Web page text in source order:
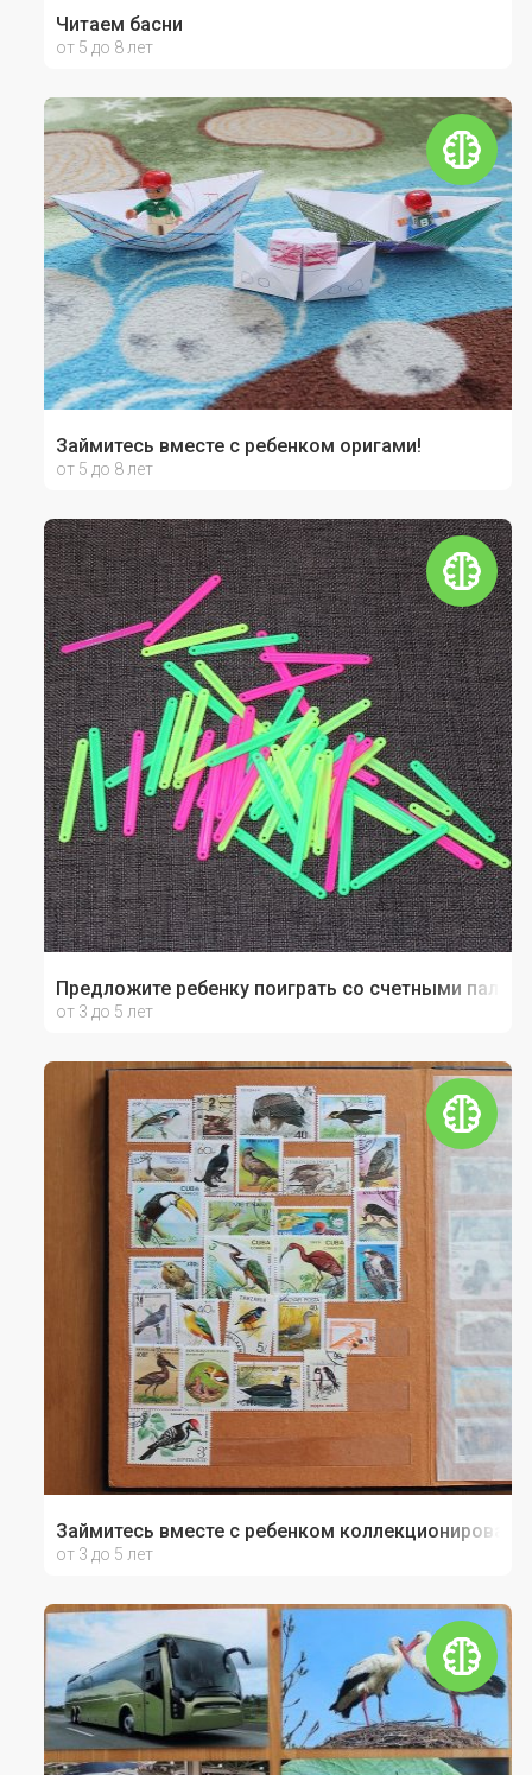
Читаем басни
от 5 до 8 лет
Займитесь вместе с ребенком оригами!
от 5 до 8 лет
Предложите ребенку поиграть со счетными
от 3 до 5 лет
Займитесь вместе с ребенком
от 3 до 5 лет